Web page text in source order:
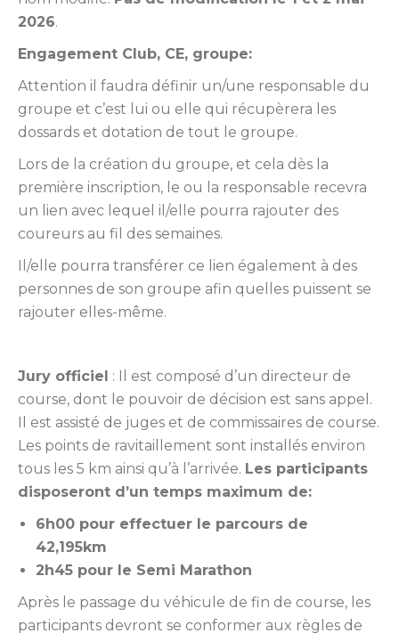
2026.
Engagement Club, CE, groupe:
Attention il faudra définir un/une responsable du
groupe et c’est lui ou elle qui récupèrera les
dossards et dotation de tout le groupe.
Lors de la création du groupe, et cela dès la
première inscription, le ou la responsable recevra
un lien avec lequel il/elle pourra rajouter des
coureurs au fil des semaines.
Il/elle pourra transférer ce lien également à des
personnes de son groupe afin quelles puissent se
rajouter elles-même.
Jury officiel : Il est composé d’un directeur de
course, dont le pouvoir de décision est sans appel.
Il est assisté de juges et de commissaires de course.
Les points de ravitaillement sont installés environ
tous les 5 km ainsi qu’à l’arrivée. Les participants
disposeront d’un temps maximum de:
6h00 pour effectuer le parcours de
42,195km
2h45 pour le Semi Marathon
Après le passage du véhicule de fin de course, les
participants devront se conformer aux règles de